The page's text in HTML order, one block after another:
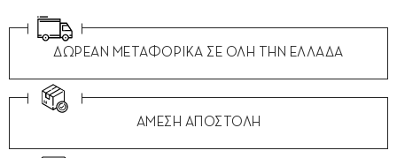
ΔΩΡΕΑΝ ΜΕΤΑΦΟΡΙΚΑ ΣΕ ΟΛΗ ΤΗΝ ΕΛΛΑΔΑ
ΑΜΕΣΗ ΑΠΟΣΤΟΛΗ